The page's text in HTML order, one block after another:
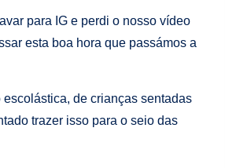
para IG e perdi o nosso vídeo
esta boa hora que passámos a
de crianças sentadas
trazer isso para o seio das